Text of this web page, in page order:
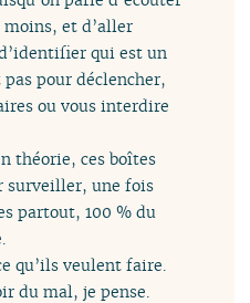
et d’aller
qui est un
pour déclencher,
ou vous interdire
théorie, ces boîtes
surveiller, une fois
partout, 100 % du
qu’ils veulent faire.
du mal, je pense.